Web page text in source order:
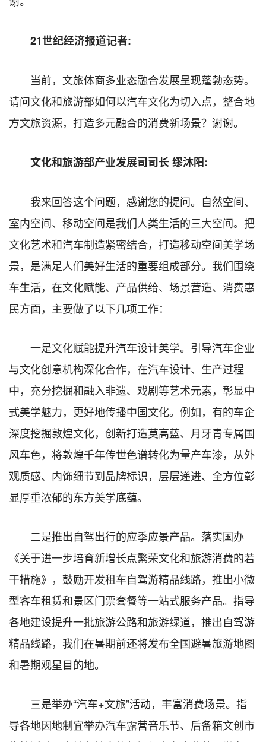
21世纪经济报道记者:
当前，文旅体商多业态融合发展呈现蓬勃态势。
请问文化和旅游部如何以汽车文化为切入点，整合地
方文旅资源，打造多元融合的消费新场景？谢谢。
文化和旅游部产业发展司司长 缪沐阳:
我来回答这个问题，感谢您的提问。自然空间、
室内空间、移动空间是我们人类生活的三大空间。把
文化艺术和汽车制造紧密结合，打造移动空间美学场
景，是满足人们美好生活的重要组成部分。我们围绕
车生活，在文化赋能、产品供给、场景营造、消费惠
民方面，主要做了以下几项工作：
一是文化赋能提升汽车设计美学。引导汽车企业
与文化创意机构深化合作，在汽车设计、生产过程
中，充分挖掘和融入非遗、戏剧等艺术元素，彰显中
式美学魅力，更好地传播中国文化。例如，有的车企
深度挖掘敦煌文化，创新打造莫高蓝、月牙青专属国
风车色，将敦煌千年传世色谱转化为量产车漆，从外
观质感、内饰细节到品牌标识，层层递进、全方位彰
显厚重浓郁的东方美学底蕴。
二是推出自驾出行的应季应景产品。落实国办
《关于进一步培育新增长点繁荣文化和旅游消费的若
干措施》，鼓励开发租车自驾游精品线路，推出小微
型客车租赁和景区门票套餐等一站式服务产品。指导
各地建设提升一批旅游公路和旅游绿道，推出自驾游
精品线路，我们在暑期前还将发布全国避暑旅游地图
和暑期观星目的地。
三是举办“汽车+文旅”活动，丰富消费场景。指
导各地因地制宜举办汽车露营音乐节、后备箱文创市